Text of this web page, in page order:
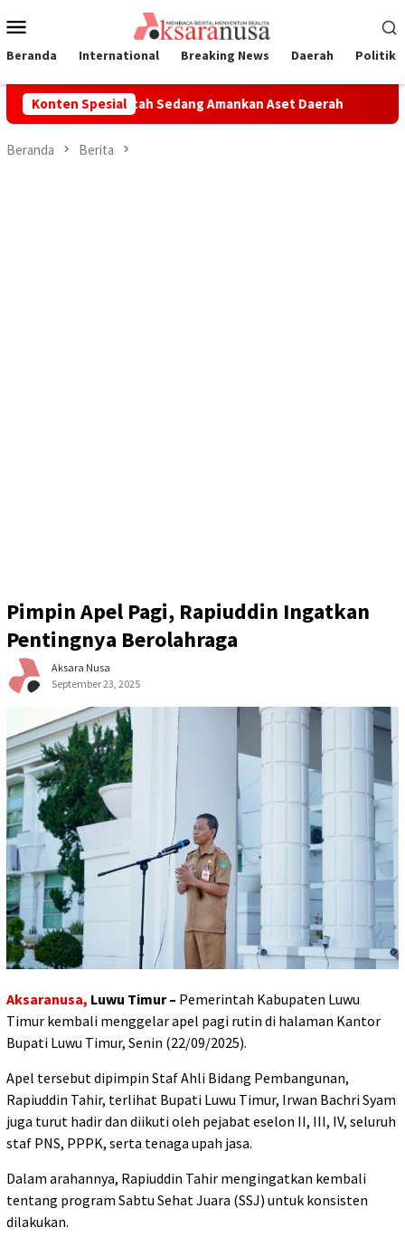
ke
Mobile
Beranda International Breaking News Daerah Politik
Konten Spesial
Pemerintah Sedang Amankan Aset Daerah UAS
Beranda Berita
Pimpin Apel Pagi, Rapiuddin Ingatkan
Pentingnya Berolahraga
Aksara Nusa
September 23, 2025
Aksaranusa, Luwu Timur – Pemerintah Kabupaten Luwu
Timur kembali menggelar apel pagi rutin di halaman Kantor
Bupati Luwu Timur, Senin (22/09/2025).
Apel tersebut dipimpin Staf Ahli Bidang Pembangunan,
Rapiuddin Tahir, terlihat Bupati Luwu Timur, Irwan Bachri Syam
juga turut hadir dan diikuti oleh pejabat eselon II, III, IV, seluruh
staf PNS, PPPK, serta tenaga upah jasa.
Dalam arahannya, Rapiuddin Tahir mengingatkan kembali
tentang program Sabtu Sehat Juara (SSJ) untuk konsisten
dilakukan.